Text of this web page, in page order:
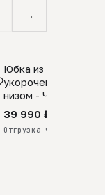
→
ПРЕДЗАКАЗ
Юбка из
укороченная с
низом - Черный
39 990 ₽
Отгрузка через 25 дней